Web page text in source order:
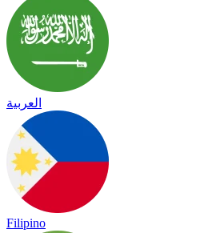
العربية
Filipino